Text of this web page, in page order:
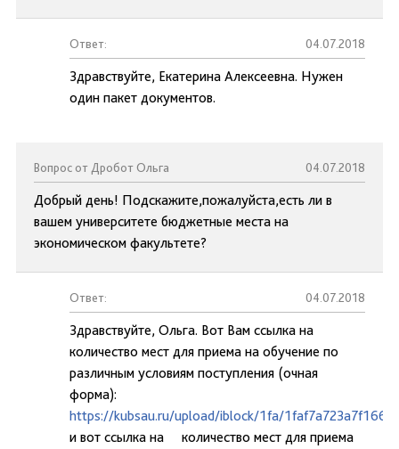
Ответ: 04.07.2018
Здравствуйте, Екатерина Алексеевна. Нужен
один пакет документов.
Вопрос от Дробот Ольга 04.07.2018
Добрый день! Подскажите,пожалуйста,есть ли в
вашем университете бюджетные места на
экономическом факультете?
Ответ: 04.07.2018
Здравствуйте, Ольга. Вот Вам ссылка на
количество мест для приема на обучение по
различным условиям поступления (очная
форма):
https://kubsau.ru/upload/iblock/1fa/
и вот ссылка на количество мест для приема